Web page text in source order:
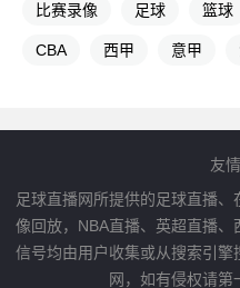
比赛录像 足球 篮球
CBA 西甲 意甲
友
足球直播网所提供的足球直播
像回放，NBA直播、英超直播
信号均由用户收集或从搜索引
网，如有侵权请第